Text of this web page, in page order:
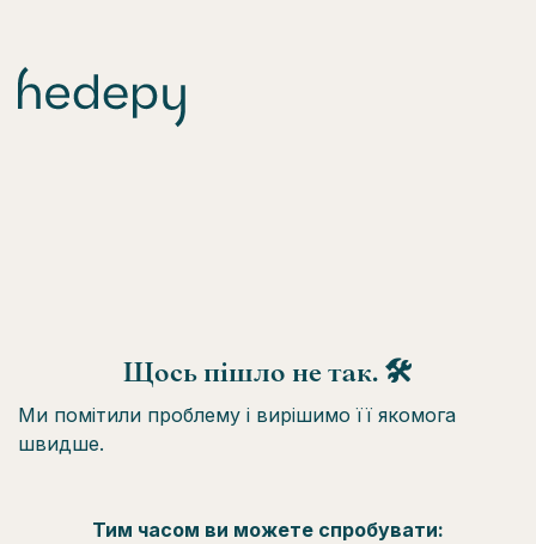
Щось пішло не так. 🛠
Ми помітили проблему і вирішимо її якомога
швидше.
Тим часом ви можете спробувати: